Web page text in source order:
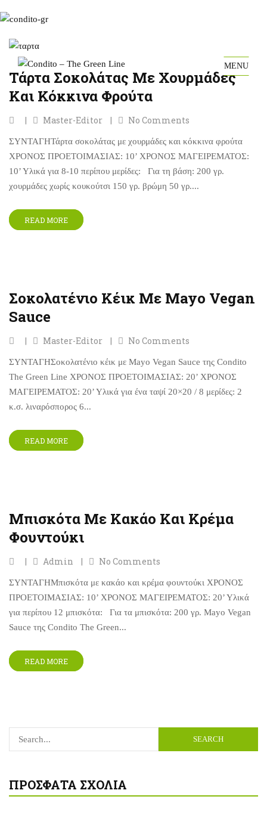
MENU
SEARCH
ΠΡΌΣΦΑΤΑ ΣΧΌΛΙΑ
Τάρτα Σοκολάτας Με Χουρμάδες
Και Κόκκινα Φρούτα
Master-Editor No Comments
ΣΥΝΤΑΓΗΤάρτα σοκολάτας με χουρμάδες και κόκκινα φρούτα
ΧΡΟΝΟΣ ΠΡΟΕΤΟΙΜΑΣΙΑΣ: 10’ ΧΡΟΝΟΣ ΜΑΓΕΙΡΕΜΑΤΟΣ:
10’ Υλικά για 8-10 περίπου μερίδες: Για τη βάση: 200 γρ.
χουρμάδες χωρίς κουκούτσι 150 γρ. βρώμη 50 γρ....
READ MORE
Σοκολατένιο Κέικ Με Mayo Vegan
Sauce
Master-Editor No Comments
ΣΥΝΤΑΓΗΣοκολατένιο κέικ με Mayo Vegan Sauce της Condito
The Green Line ΧΡΟΝΟΣ ΠΡΟΕΤΟΙΜΑΣΙΑΣ: 20’ ΧΡΟΝΟΣ
ΜΑΓΕΙΡΕΜΑΤΟΣ: 20’ Υλικά για ένα ταψί 20×20 / 8 μερίδες: 2
κ.σ. λιναρόσπορος 6...
READ MORE
Μπισκότα Με Κακάο Και Κρέμα
Φουντούκι
Admin No Comments
ΣΥΝΤΑΓΗΜπισκότα με κακάο και κρέμα φουντούκι ΧΡΟΝΟΣ
ΠΡΟΕΤΟΙΜΑΣΙΑΣ: 10’ ΧΡΟΝΟΣ ΜΑΓΕΙΡΕΜΑΤΟΣ: 20’ Υλικά
για περίπου 12 μπισκότα: Για τα μπισκότα: 200 γρ. Mayo Vegan
Sauce της Condito The Green...
READ MORE